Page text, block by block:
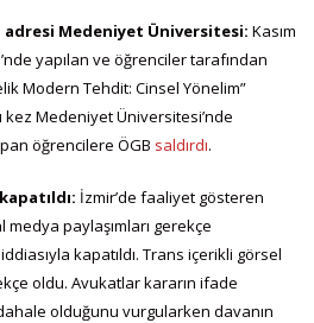
Medeniyet Üniversitesi: Kasım
yapılan ve öğrenciler tarafından
Modern Tehdit: Cinsel Yönelim”
kez Medeniyet Üniversitesi’nde
öğrencilere ÖGB saldırdı.
İzmir’de faaliyet gösteren
medya paylaşımları gerekçe
kapatıldı. Trans içerikli görsel
oldu. Avukatlar kararın ifade
olduğunu vurgularken davanın